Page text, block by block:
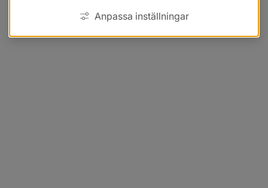
Anpassa inställningar